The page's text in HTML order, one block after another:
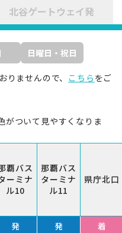
北谷ゲートウェイ発
日曜日・祝日
ませんので、 こちら をご
がついて見やすくなりま
覇バス
ーミナ
ル10
那覇バス
ターミナ
ル11
県庁北口
発 発
着